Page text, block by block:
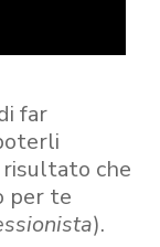
far
che
per te
).